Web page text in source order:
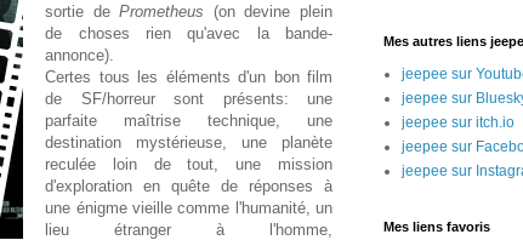
sortie dePrometheus (on devine plein
de choses rien qu'avec la bande-
annonce).
Certes tous les éléments d'un bon film
de SF/horreur sont présents: une
parfaite maîtrise technique, une
destination mystérieuse, une planète
reculée loin de tout, une mission
d'exploration en quête de réponses à
une énigme vieille comme l'humanité, un
lieu étranger à l'homme,
Mes autres liens
jeepee sur
jeepee sur
jeepee sur itch.io
jeepee sur
jeepee sur
Mes liens favoris